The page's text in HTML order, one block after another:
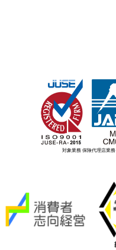
対象業務 保険代理店業務